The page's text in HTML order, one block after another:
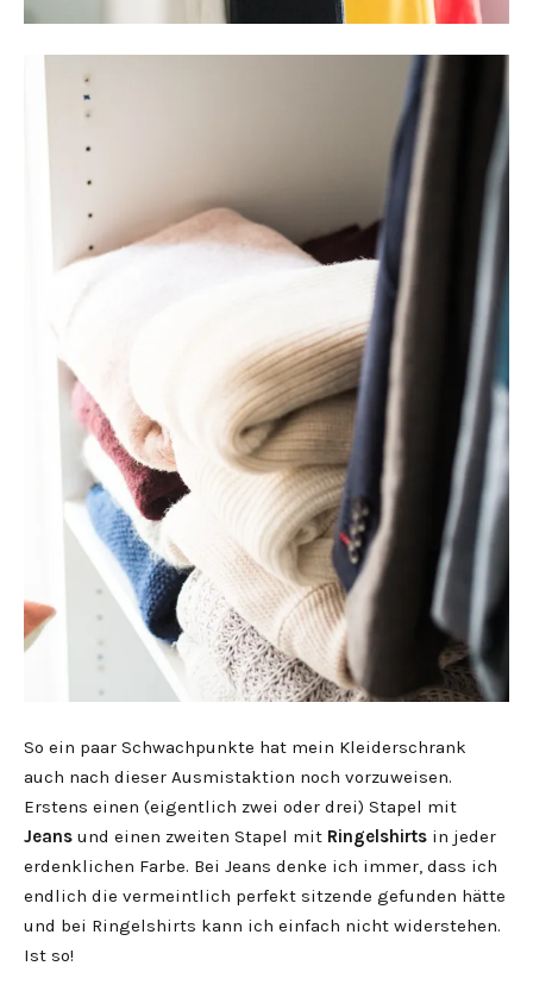
So ein paar Schwachpunkte hat mein Kleiderschrank
auch nach dieser Ausmistaktion noch vorzuweisen.
Erstens einen (eigentlich zwei oder drei) Stapel mit
Jeans und einen zweiten Stapel mit Ringelshirts in jeder
erdenklichen Farbe. Bei Jeans denke ich immer, dass ich
endlich die vermeintlich perfekt sitzende gefunden hätte
und bei Ringelshirts kann ich einfach nicht widerstehen.
Ist so!